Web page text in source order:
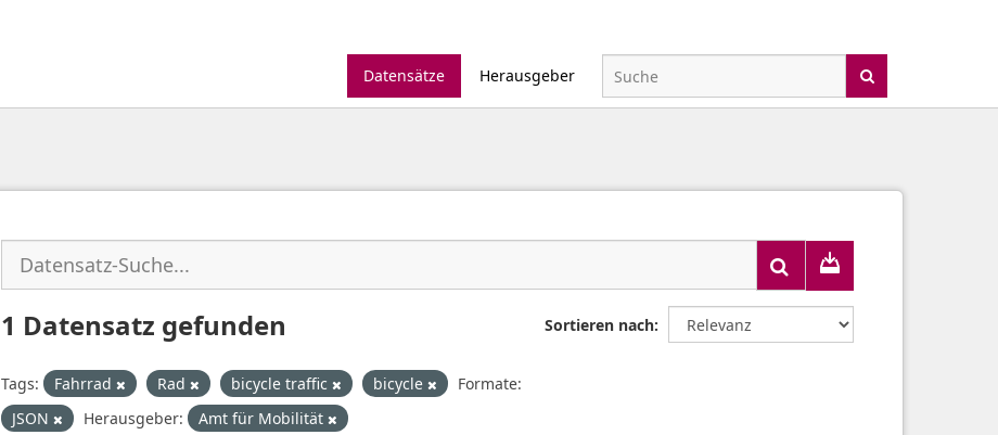
Datensätze
Herausgeber
Sortieren nach
1 Datensatz gefunden
Tags: Fahrrad Rad bicycle traffic bicycle
Formate:
JSON
Herausgeber: Amt für Mobilität